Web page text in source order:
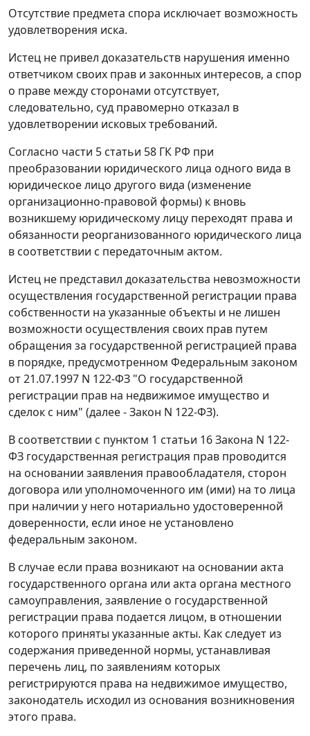
Отсутствие предмета спора исключает возможность
удовлетворения иска.
Истец не привел доказательств нарушения именно
ответчиком своих прав и законных интересов, а спор
о праве между сторонами отсутствует,
следовательно, суд правомерно отказал в
удовлетворении исковых требований.
Согласно части 5 статьи 58 ГК РФ при
преобразовании юридического лица одного вида в
юридическое лицо другого вида (изменение
организационно-правовой формы) к вновь
возникшему юридическому лицу переходят права и
обязанности реорганизованного юридического лица
в соответствии с передаточным актом.
Истец не представил доказательства невозможности
осуществления государственной регистрации права
собственности на указанные объекты и не лишен
возможности осуществления своих прав путем
обращения за государственной регистрацией права
в порядке, предусмотренном Федеральным законом
от 21.07.1997 N 122-ФЗ "О государственной
регистрации прав на недвижимое имущество и
сделок с ним" (далее - Закон N 122-ФЗ).
В соответствии с пунктом 1 статьи 16Закона N 122-
ФЗ государственная регистрация прав проводится
на основании заявления правообладателя, сторон
договора или уполномоченного им (ими) на то лица
при наличии у него нотариально удостоверенной
доверенности, если иное не установлено
федеральным законом.
В случае если права возникают на основании акта
государственного органа или акта органа местного
самоуправления, заявление о государственной
регистрации права подается лицом, в отношении
которого приняты указанные акты. Как следует из
содержания приведенной нормы, устанавливая
перечень лиц, по заявлениям которых
регистрируются права на недвижимое имущество,
законодатель исходил из основания возникновения
этого права.